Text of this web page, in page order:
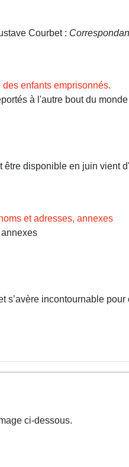
Courbet :
enfants emprisonnés.
à l'autre bout du
être disponible en juin vient
et adresses, annexes
incontournable
ci-dessous.